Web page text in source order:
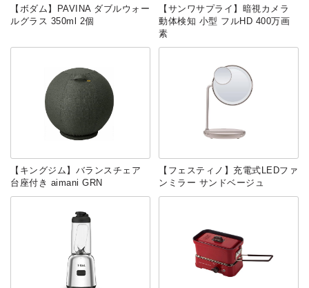
【ボダム】PAVINA ダブルウォー
ルグラス 350ml 2個
【サンワサプライ】暗視カメラ
動体検知 小型 フルHD 400万画
素
【キングジム】バランスチェア
台座付き aimani GRN
【フェスティノ】充電式LEDファ
ンミラー サンドベージュ